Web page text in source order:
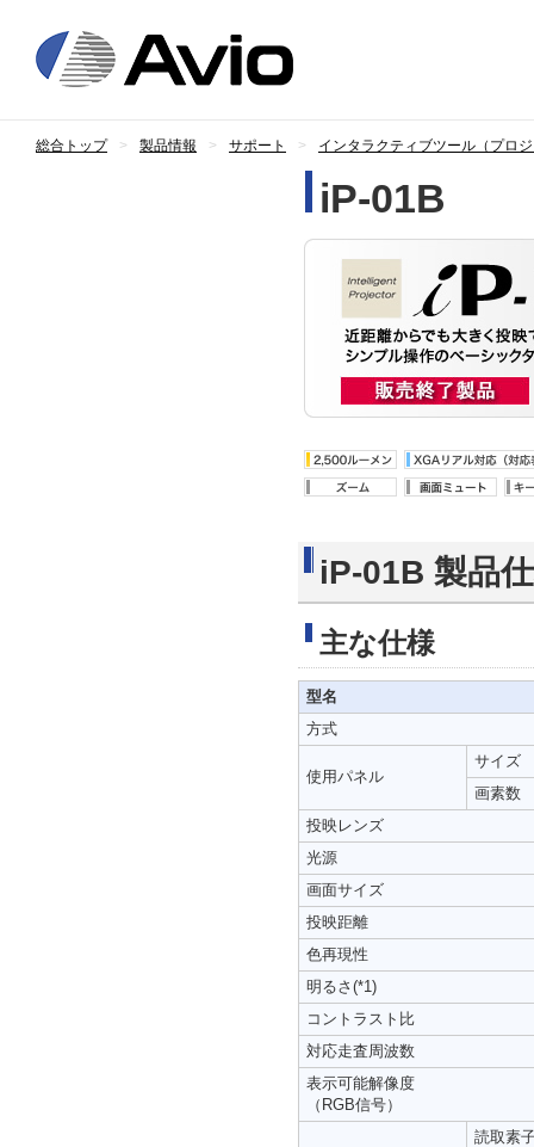
総合トップ 製品情報 サポート インタラクティブツール（プロ
iP-01B
iP-01B 製品
主な仕様
型名
方式
使用パネル
サイズ
画素数
投映レンズ
光源
画面サイズ
投映距離
色再現性
明るさ(*1)
コントラスト比
対応走査周波数
表示可能解像度
（RGB信号）
読取素